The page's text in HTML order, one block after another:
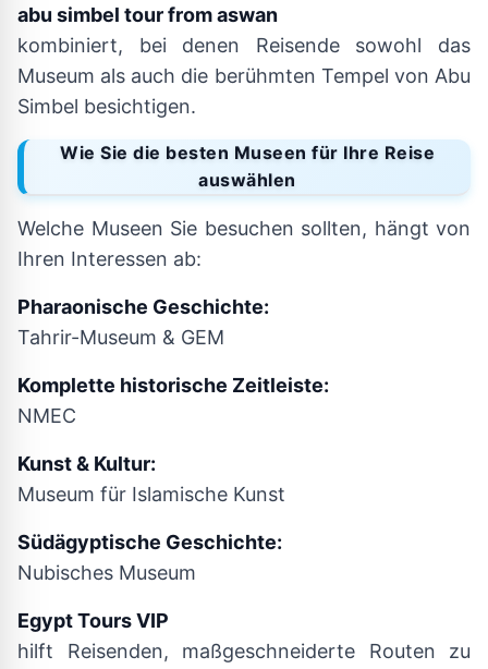
abu simbel tour from aswan
kombiniert, bei denen Reisende sowohl das
Museum als auch die berühmten Tempel von Abu
Simbel besichtigen.
Wie Sie die besten Museen für Ihre Reise
auswählen
Welche Museen Sie besuchen sollten, hängt von
Ihren Interessen ab:
Pharaonische Geschichte:
Tahrir-Museum & GEM
Komplette historische Zeitleiste:
NMEC
Kunst & Kultur:
Museum für Islamische Kunst
Südägyptische Geschichte:
Nubisches Museum
Egypt Tours VIP
hilft Reisenden, maßgeschneiderte Routen zu